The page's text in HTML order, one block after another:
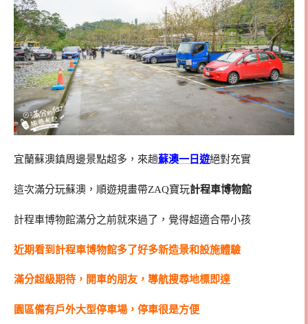
宜蘭蘇澳鎮周邊景點超多，來趟蘇澳一日遊絕對充實
這次滿分玩蘇澳，順遊規畫帶ZAQ寶玩計程車博物館
計程車博物館滿分之前就來過了，覺得超適合帶小孩
近期看到計程車博物館多了好多新造景和設施體驗
滿分超級期待，開車的朋友，導航搜尋地標即達
園區備有戶外大型停車場，停車很是方便